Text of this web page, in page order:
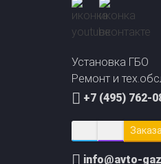
Установка ГБО
Ремонт и
+7 (495) 762-
info@avto-